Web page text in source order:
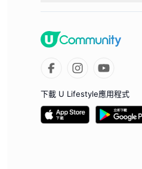
下載 U Lifestyle應用程式